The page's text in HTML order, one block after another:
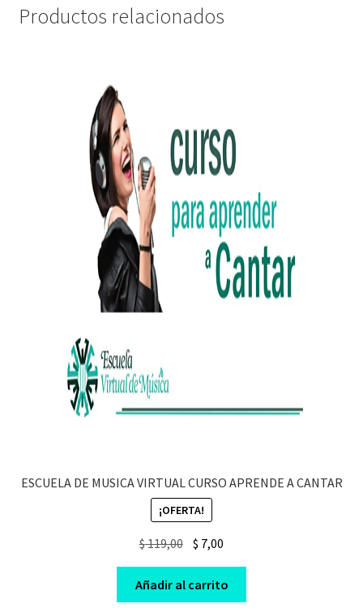
Productos relacionados
ESCUELA DE MUSICA VIRTUAL CURSO APRENDE A CANTAR
¡OFERTA!
$119,00 Original
was:
$ 119,00.
$ 7,00
is:
$ 7,00.
Añadir al carrito